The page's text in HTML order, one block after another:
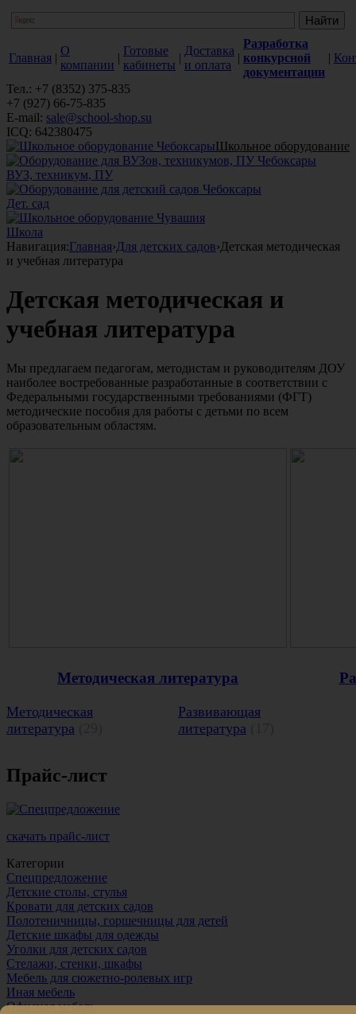
Главная |
О
компании
|
Готовые
кабинеты
|
Доставка
и оплата
|
Разработка
конкурсной
документации
|
Тел.: +7 (8352) 375-835
+7 (927) 66-75-835
E-mail: sale@school-shop.su
ICQ: 642380475
Школьное оборудование
ВУЗ, техникум, ПУ
Дет. сад
Школа
Навигация:Главная›Для детских садов›Детская методическая
и учебная литература
Детская методическая и
учебная литература
Мы предлагаем педагогам, методистам и руководителям ДОУ
наиболее востребованные разработанные в соответствии с
Федеральными государственными требованиями (ФГТ)
методические пособия для работы с детьми по всем
образовательным областям.
Методическая литература
Методическая
литература
Развивающая
литература
Прайс-лист
скачать прайс-лист
Категории
Спецпредложение
Детские столы, стулья
Кровати для детских садов
Полотеничницы, горшечницы для детей
Детские шкафы для одежды
Уголки для детских садов
Стелажи, стенки, шкафы
Мебель для сюжетно-ролевых игр
Иная мебель
Офисная мебель